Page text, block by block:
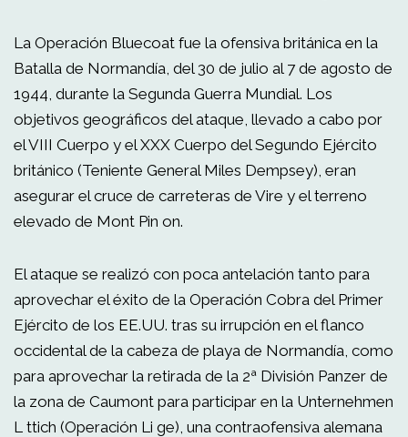
La Operación Bluecoat fue la ofensiva británica en la
Batalla de Normandía, del 30 de julio al 7 de agosto de
1944, durante la Segunda Guerra Mundial. Los
objetivos geográficos del ataque, llevado a cabo por
el VIII Cuerpo y el XXX Cuerpo del Segundo Ejército
británico (Teniente General Miles Dempsey), eran
asegurar el cruce de carreteras de Vire y el terreno
elevado de Mont Pin on.
El ataque se realizó con poca antelación tanto para
aprovechar el éxito de la Operación Cobra del Primer
Ejército de los EE.UU. tras su irrupción en el flanco
occidental de la cabeza de playa de Normandía, como
para aprovechar la retirada de la 2ª División Panzer de
la zona de Caumont para participar en la Unternehmen
L ttich (Operación Li ge), una contraofensiva alemana